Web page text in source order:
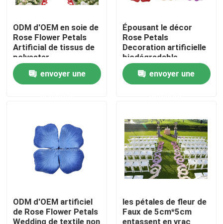
Nous contacter
Nouvelles
Cas
Herbe artificielle décorative
Gazon artificiel d'herbe
ODM d'OEM en soie de
Rose Flower Petals
Artificial de tissus de
polyester
envoyer une
Épousant le décor
Rose Petals
Decoration artificielle
biodégradable
4.5*4.5cm 5*5cm
envoyer une
ODM d'OEM artificiel
de Rose Flower Petals
Wedding de textile non
les pétales de fleur de
Faux de 5cm*5cm
entassent en vrac